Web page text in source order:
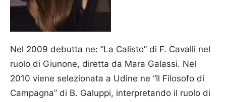
Nel 2009 debutta ne: “La Calisto” di F. Cavalli nel
ruolo di Giunone, diretta da Mara Galassi. Nel
2010 viene selezionata a Udine ne “Il Filosofo di
Campagna” di B. Galuppi, interpretando il ruolo di